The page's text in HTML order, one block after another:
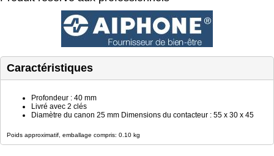
Caractéristiques
Profondeur : 40 mm
Livré avec 2 clés
Diamètre du canon 25 mm Dimensions du contacteur : 55 x 30 x 45
Poids approximatif, emballage compris: 0.10 kg